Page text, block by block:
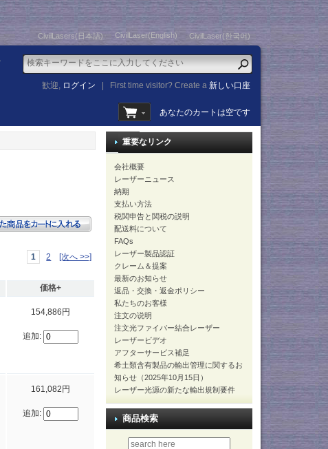
CivilLasers(日本語) CivilLaser(English) CivilLaser(한국어)
歓迎, ログイン First time visitor? Create a新しい口座
あなたのカートは空です
1 2 [次へ >>]
価格+
154,886円
追加:
161,082円
追加:
重要なリンク
会社概要
レーザーニュース
納期
支払い方法
税関申告と関税の説明
配送料について
FAQs
レーザー製品認証
クレーム＆提案
最新のお知らせ
返品・交換・返金ポリシー
私たちのお客様
注文の说明
注文光ファイバー結合レーザー
レーザービデオ
アフターサービス補足
希土類含有製品の輸出管理に関するお
知らせ（2025年10月15日）
レーザー光源の新たな輸出規制要件
商品検索